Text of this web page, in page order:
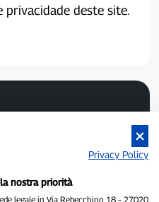
deste site.
independente.
02/2021 - Tribunal de Pavia.
Privacy Policy
nostra priorità
legale in Via Rebecchino 18 – 27020